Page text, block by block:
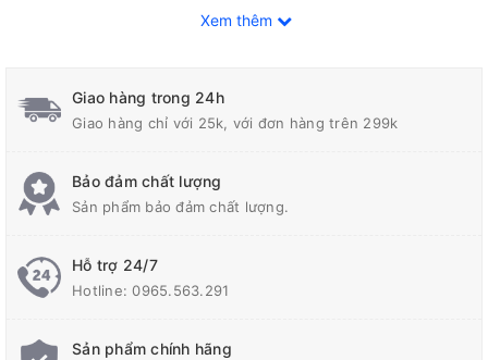
Xem thêm
Giao hàng trong 24h
Giao hàng chỉ với 25k, với đơn hàng trên 299k
Bảo đảm chất lượng
Sản phẩm bảo đảm chất lượng.
Hỗ trợ 24/7
Hotline:0965.563.291
Sản phẩm chính hãng